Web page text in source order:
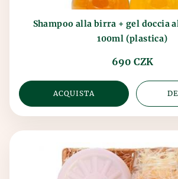
Shampoo alla birra + gel doccia
100ml (plastica)
690 CZK
ACQUISTA